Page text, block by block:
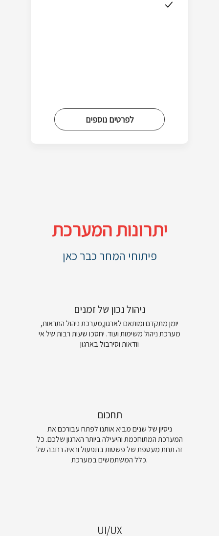
לפרטים נוספים
יתרונות המערכת
פיתוחי המחר כבר כאן
ניהול נכון של זמנים
יומן מתקדם ומותאם לארגון,מערכת ניהול התראות,
מערכת ניהול משימות ועוד. יחסכו שעות רבות של אי
וודאות וסירבול בארגון
תחכום
ניסיון של שנים מביא אותנו לפתח עבורכם את
המערכת המתוחכמת והיעילה ביותר הארגון שלכם. כל
זה תחת מעטפת של פשטות בתפעול וראיה רחבה של
כלל המשתמשים במערכת.
UI/UX